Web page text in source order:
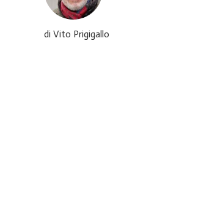
di Vito Prigigallo